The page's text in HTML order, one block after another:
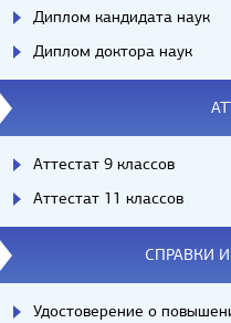
Диплом кандидата наук
Диплом доктора наук
Аттестат 9 классов
Аттестат 11 классов
СПРАВКИ
Удостоверение о